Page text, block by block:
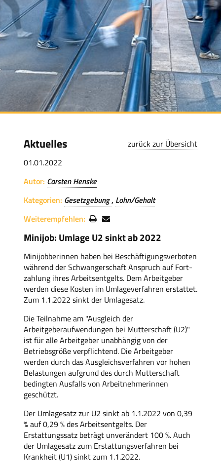
Aktuelles
01.01.2022
Autor: Carsten Henske
Kategorien: Gesetzgebung Lohn/Gehalt
Weiterempfehlen:
zurück zur Übersicht
Minijob: Umlage U2 sinkt ab 2022
Minijobberinnen haben bei Beschäftigungsverboten
während der Schwangerschaft Anspruch auf Fort-
zahlung ihres Arbeitsentgelts. Dem Arbeitgeber
werden diese Kosten im Umlageverfahren erstattet.
Zum 1.1.2022 sinkt der Umlagesatz.
Die Teilnahme am "Ausgleich der
Arbeitgeberaufwendungen bei Mutterschaft (U2)"
ist für alle Arbeitgeber unabhängig von der
Betriebsgröße verpflichtend. Die Arbeitgeber
werden durch das Ausgleichsverfahren vor hohen
Belastungen aufgrund des durch Mutterschaft
bedingten Ausfalls von Arbeitnehmerinnen
geschützt.
Der Umlagesatz zur U2 sinkt ab 1.1.2022 von 0,39
% auf 0,29 % des Arbeitsentgelts. Der
Erstattungssatz beträgt unverändert 100 %. Auch
der Umlagesatz zum Erstattungsverfahren bei
Krankheit (U1) sinkt zum 1.1.2022.